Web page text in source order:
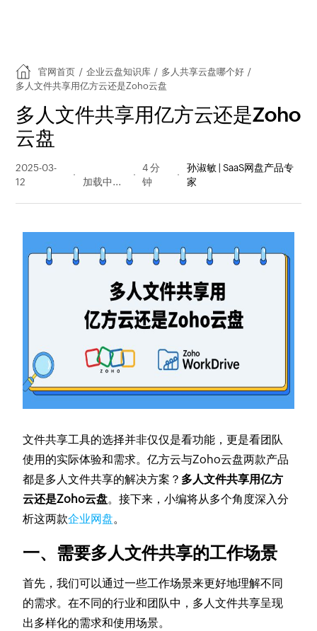
官网首页 / 企业云盘知识库 / 多人共享云盘哪个好 /
多人文件共享用亿方云还是Zoho云盘
多人文件共享用亿方云还是Zoho
云盘
2025-03-
12
量
4 分
钟
孙淑敏 | SaaS网盘产品专
家
文件共享工具的选择并非仅仅是看功能，更是看团队
使用的实际体验和需求。亿方云与Zoho云盘两款产品
都是多人文件共享的解决方案？ 多人文件共享用亿方
云还是Zoho云盘。接下来，小编将从多个角度深入分
析这两款企业网盘。
一、需要多人文件共享的工作场景
首先，我们可以通过一些工作场景来更好地理解不同
的需求。在不同的行业和团队中，多人文件共享呈现
出多样化的需求和使用场景。